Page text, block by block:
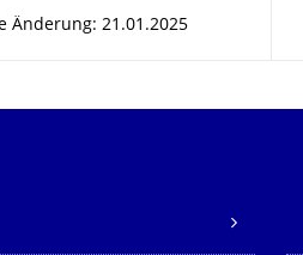
Änderung: 21.01.2025